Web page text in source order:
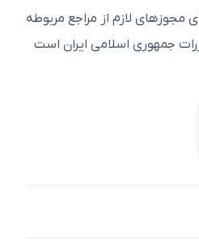
مجوزهای لازم از مراجع مربوطه
جمهوری اسلامی ايران است